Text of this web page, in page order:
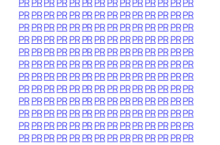
PRPRPRPRPR PRPRPRPRPRPRPR PRPR
PRPRPRPRPR PRPRPRPRPRPRPR PRPR
PRPRPRPRPR PRPRPRPRPRPRPR PRPR
PRPRPRPRPR PRPRPRPRPRPRPR PRPR
PRPRPRPRPR PRPRPRPRPRPRPR PRPR
PRPRPRPRPR PRPRPRPRPRPRPR PRPR
PRPRPRPRPR PRPRPRPRPRPRPR PRPR
PRPRPRPRPR PRPRPRPRPRPRPR PRPR
PRPRPRPRPR PRPRPRPRPRPRPR PRPR
PRPRPRPRPR PRPRPRPRPRPRPR PRPR
PRPRPRPRPR PRPRPRPRPRPRPR PRPR